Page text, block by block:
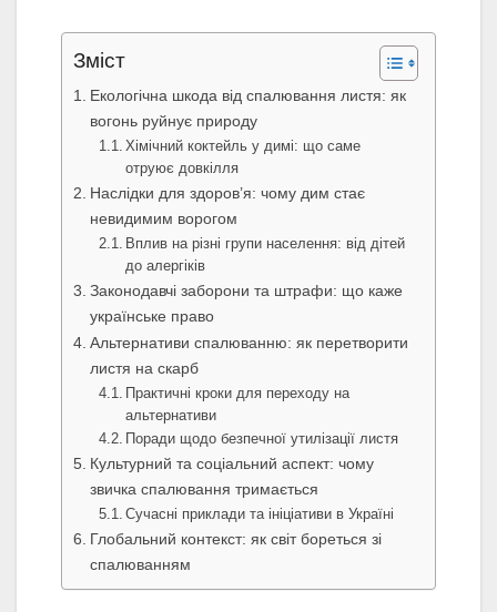
Зміст
Екологічна шкода від спалювання листя: як
вогонь руйнує природу
Хімічний коктейль у димі: що саме
отруює довкілля
Наслідки для здоров’я: чому дим стає
невидимим ворогом
Вплив на різні групи населення: від дітей
до алергіків
Законодавчі заборони та штрафи: що каже
українське право
Альтернативи спалюванню: як перетворити
листя на скарб
Практичні кроки для переходу на
альтернативи
Поради щодо безпечної утилізації листя
Культурний та соціальний аспект: чому
звичка спалювання тримається
Сучасні приклади та ініціативи в Україні
Глобальний контекст: як світ бореться зі
спалюванням